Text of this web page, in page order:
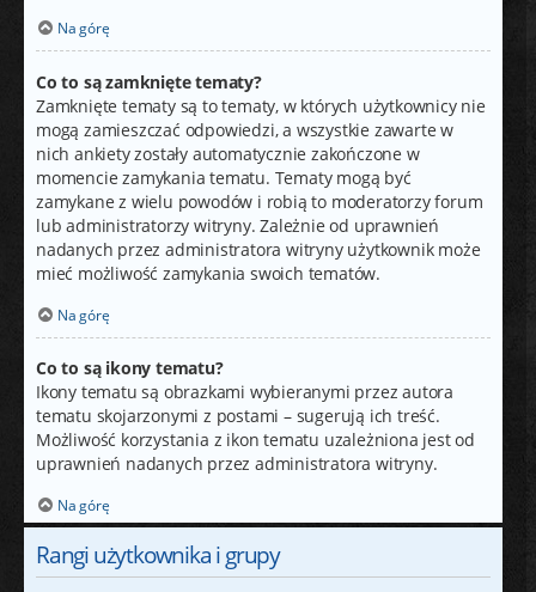
Na górę
Co to są zamknięte tematy?
Zamknięte tematy są to tematy, w których użytkownicy nie
mogą zamieszczać odpowiedzi, a wszystkie zawarte w
nich ankiety zostały automatycznie zakończone w
momencie zamykania tematu. Tematy mogą być
zamykane z wielu powodów i robią to moderatorzy forum
lub administratorzy witryny. Zależnie od uprawnień
nadanych przez administratora witryny użytkownik może
mieć możliwość zamykania swoich tematów.
Na górę
Co to są ikony tematu?
Ikony tematu są obrazkami wybieranymi przez autora
tematu skojarzonymi z postami – sugerują ich treść.
Możliwość korzystania z ikon tematu uzależniona jest od
uprawnień nadanych przez administratora witryny.
Na górę
Rangi użytkownika i grupy